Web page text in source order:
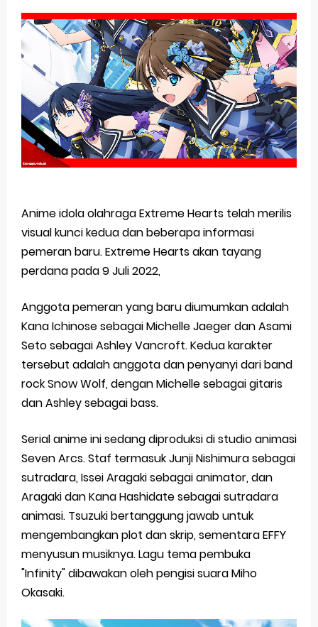
Basketball Project ZERO RISE Gets Anime
Jujutsu Kaisen Season 3 New Visual
The Case Book of Arne Reveals New Visual and Trailer
Cosmic Princess Kaguya! Upcoming Netflix Feature Anime
Made in Abyss: Mezameru Shinpi Anime Fall 2026
Anime idola olahraga Extreme Hearts telah merilis
visual kunci kedua dan beberapa informasi
pemeran baru.Extreme Hearts akan tayang
perdana pada 9 Juli 2022,
Anggota pemeran yang baru diumumkan adalah
Kana Ichinose sebagai Michelle Jaeger dan Asami
Seto sebagai Ashley Vancroft. Kedua karakter
tersebut adalah anggota dan penyanyi dari band
rock Snow Wolf, dengan Michelle sebagai gitaris
dan Ashley sebagai bass.
Serial anime ini sedang diproduksi di studio animasi
Seven Arcs. Staf termasuk Junji Nishimura sebagai
sutradara, Issei Aragaki sebagai animator, dan
Aragaki dan Kana Hashidate sebagai sutradara
animasi. Tsuzuki bertanggung jawab untuk
mengembangkan plot dan skrip, sementara EFFY
menyusun musiknya. Lagu tema pembuka
"Infinity" dibawakan oleh pengisi suara Miho
Okasaki.